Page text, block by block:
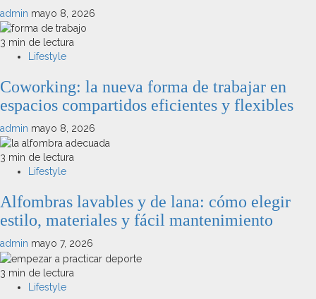
admin mayo 8, 2026
3 min de lectura
Lifestyle
Coworking: la nueva forma de trabajar en
espacios compartidos eficientes y flexibles
admin mayo 8, 2026
3 min de lectura
Lifestyle
Alfombras lavables y de lana: cómo elegir
estilo, materiales y fácil mantenimiento
admin mayo 7, 2026
3 min de lectura
Lifestyle